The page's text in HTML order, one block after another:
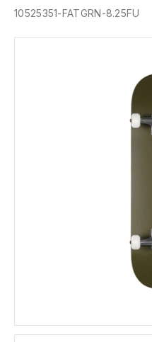
10525351-FATGRN-8.25FU